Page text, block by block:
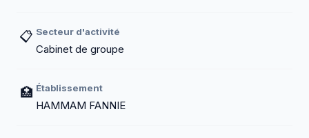
📋 Secteur d'activité
Cabinet de groupe
🏥 Établissement
HAMMAM FANNIE